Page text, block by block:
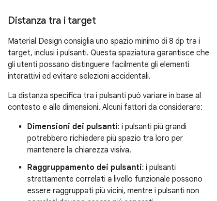
Distanza tra i target
Material Design consiglia uno spazio minimo di 8 dp tra i
target, inclusi i pulsanti. Questa spaziatura garantisce che
gli utenti possano distinguere facilmente gli elementi
interattivi ed evitare selezioni accidentali.
La distanza specifica tra i pulsanti può variare in base al
contesto e alle dimensioni. Alcuni fattori da considerare:
Dimensioni dei pulsanti: i pulsanti più grandi
potrebbero richiedere più spazio tra loro per
mantenere la chiarezza visiva.
Raggruppamento dei pulsanti: i pulsanti
strettamente correlati a livello funzionale possono
essere raggruppati più vicini, mentre i pulsanti non